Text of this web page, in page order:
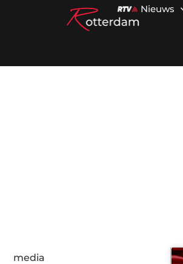
Nieuws
media